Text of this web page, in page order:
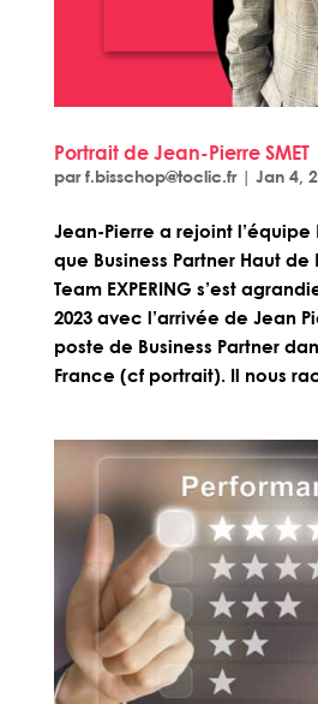
Portrait de Jean-Pierre SMET
parf.bisschop@toclic.fr| Jan 4,
Jean-Pierre a rejoint l’équipe
que Business Partner Haut de
Team EXPERING s’est
2023 avec l’arrivée de Jean
poste de Business Partner
France (cf portrait). Il nous